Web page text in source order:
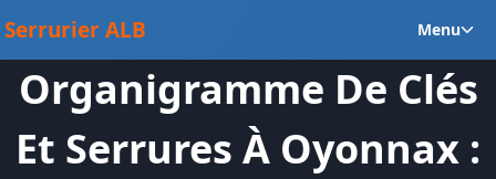
au
contenu
Serrurier ALB Menu
Organigramme De Clés
Et Serrures À Oyonnax :